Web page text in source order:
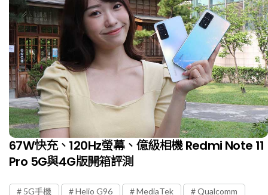
67W快充、120Hz螢幕、億級相機 Redmi Note 11
Pro 5G與4G版開箱評測
5G手機 Helio G96 MediaTek
Qualcomm